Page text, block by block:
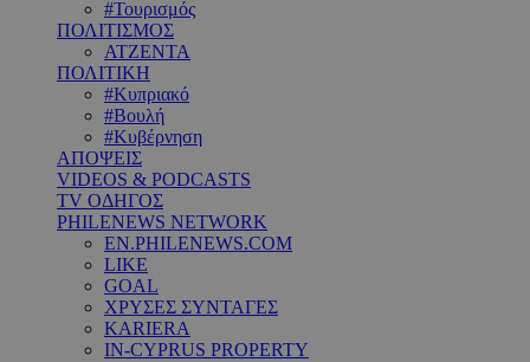
#Τουρισμός
ΠΟΛΙΤΙΣΜΟΣ
ΑΤΖΕΝΤΑ
ΠΟΛΙΤΙΚΗ
#Κυπριακό
#Βουλή
#Κυβέρνηση
ΑΠΟΨΕΙΣ
VIDEOS & PODCASTS
TV ΟΔΗΓΟΣ
PHILENEWS NETWORK
EN.PHILENEWS.COM
LIKE
GOAL
ΧΡΥΣΕΣ ΣΥΝΤΑΓΕΣ
KARIERA
IN-CYPRUS PROPERTY